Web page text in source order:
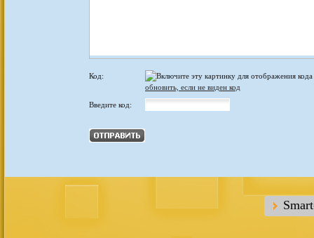
Код:
обновить, если не виден код
Введите код: